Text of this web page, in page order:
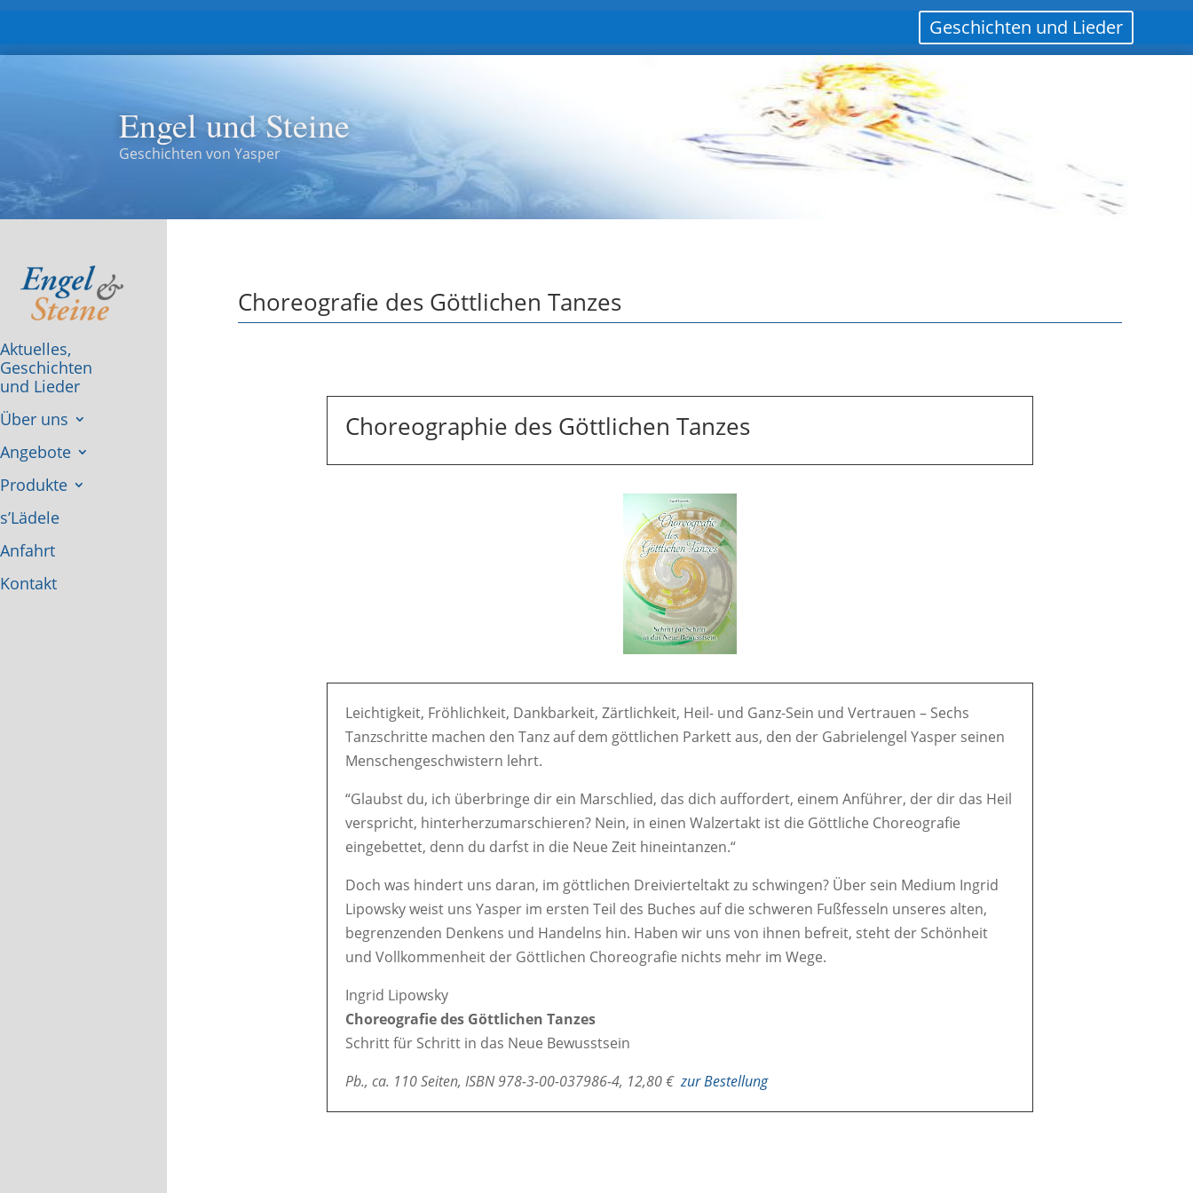
Geschichten und Lieder
Engel und Steine
Geschichten von Yasper
Aktuelles,
Geschichten
und Lieder
Über uns
Angebote
Produkte
s’Lädele
Anfahrt
Kontakt
Choreografie des Göttlichen Tanzes
Choreographie des Göttlichen Tanzes
Leichtigkeit, Fröhlichkeit, Dankbarkeit, Zärtlichkeit, Heil- und Ganz-Sein und Vertrauen – Sechs
Tanzschritte machen den Tanz auf dem göttlichen Parkett aus, den der Gabrielengel Yasper seinen
Menschengeschwistern lehrt.
“Glaubst du, ich überbringe dir ein Marschlied, das dich auffordert, einem Anführer, der dir das Heil
verspricht, hinterherzumarschieren? Nein, in einen Walzertakt ist die Göttliche Choreografie
eingebettet, denn du darfst in die Neue Zeit hineintanzen.“
Doch was hindert uns daran, im göttlichen Dreivierteltakt zu schwingen? Über sein Medium Ingrid
Lipowsky weist uns Yasper im ersten Teil des Buches auf die schweren Fußfesseln unseres alten,
begrenzenden Denkens und Handelns hin. Haben wir uns von ihnen befreit, steht der Schönheit
und Vollkommenheit der Göttlichen Choreografie nichts mehr im Wege.
Ingrid Lipowsky
Choreografie des Göttlichen Tanzes
Schritt für Schritt in das Neue Bewusstsein
Pb., ca. 110 Seiten, ISBN 978-3-00-037986-4, 12,80 €zur Bestellung